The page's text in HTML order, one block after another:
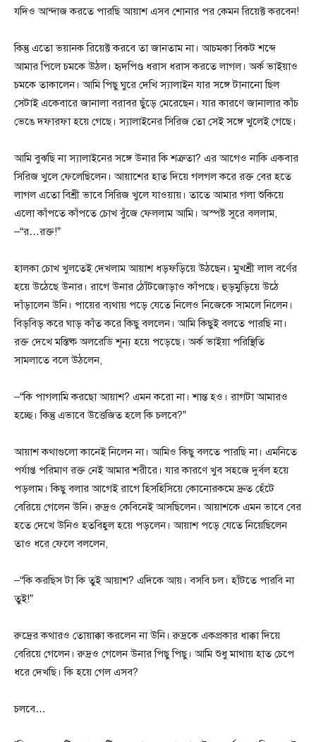
যদিও আন্দাজ করতে পারছি আয়াশ এসব শোনার পর কেমন রিয়েক্ট করবেন!
কিন্তু এতো ভয়ানক রিয়েক্ট করবে তা জানতাম না। আচমকা বিকট শব্দে
আমার পিলে চমকে উঠল। হৃদপিণ্ড ধরাস ধরাস করতে লাগল। অর্ক ভাইয়াও
চমকে তাকালেন। আমি পিছু ঘুরে দেখি স্যালাইন যার সঙ্গে টানানো ছিল
সেটাই একেবারে জানালা বরাবর ছুঁড়ে মেরেছেন। যার কারণে জানালার কাঁচ
ভেঙে দফারফা হয়ে গেছে। স্যালাইনের সিরিজ তো সেই সঙ্গে খুলেই গেছে।
আমি বুঝছি না স্যালাইনের সঙ্গে উনার কি শত্রুতা? এর আগেও নাকি একবার
সিরিজ খুলে ফেলেছিলেন। আয়াশের হাত দিয়ে গলগল করে রক্ত বের হতে
লাগল এতো বিশ্রী ভাবে সিরিজ খুলে যাওয়ায়। তাতে আমার গলা শুকিয়ে
এলো কাঁপতে কাঁপতে চোখ বুঁজে ফেললাম আমি। অস্পষ্ট সুরে বললাম,
–“র…রক্ত!”
হালকা চোখ খুলতেই দেখলাম আয়াশ ধড়ফড়িয়ে উঠছেন। মুখশ্রী লাল বর্ণের
হয়ে উঠেছে উনার। রাগে উনার ঠোঁটজোড়াও কাঁপছে। হুড়মুড়িয়ে উঠে
দাঁড়ালেন উনি। পায়ের ব্যথায় পড়ে যেতে নিলেও নিজেকে সামলে নিলেন।
বিড়বিড় করে ঘাড় কাঁত করে কিছু বললেন। আমি কিছুই বলতে পারছি না।
রক্ত দেখে মস্তিষ্ক অলরেডি শূন্য হয়ে পড়েছে। অর্ক ভাইয়া পরিস্থিতি
সামলাতে বলে উঠলেন,
–“কি পাগলামি করছো আয়াশ? এমন করো না। শান্ত হও। রাগটা আমারও
হচ্ছে। কিন্তু এভাবে উত্তেজিত হলে কি চলবে?”
আয়াশ কথাগুলো কানেই নিলেন না। আমিও কিছু বলতে পারছি না। এমনিতে
পর্যাপ্ত পরিমাণ রক্ত নেই আমার শরীরে। যার কারণে খুব সহজে দুর্বল হয়ে
পড়লাম। কিছু বলার আগেই রাগে হিসহিসিয়ে কোনোরকমে দ্রুত হেঁটে
বেরিয়ে গেলেন উনি। রুদ্রও কেবিনেই আসছিলেন। আয়াশকে এমন ভাবে বের
হতে দেখে উনিও হতবিহ্বল হয়ে পড়লেন। আয়াশ পড়ে যেতে নিয়েছিলেন
তাও ধরে ফেলে বললেন,
–“কি করছিস টা কি তুই আয়াশ? এদিকে আয়। বসবি চল। হাঁটতে পারবি না
তুই!”
রুদ্রের কথারও তোয়াক্কা করলেন না উনি। রুদ্রকে একপ্রকার ধাক্কা দিয়ে
বেরিয়ে গেলেন। রুদ্রও গেলেন উনার পিছু পিছু। আমি শুধু মাথায় হাত চেপে
ধরে দেখছি। কি হয়ে গেল এসব?
চলবে…